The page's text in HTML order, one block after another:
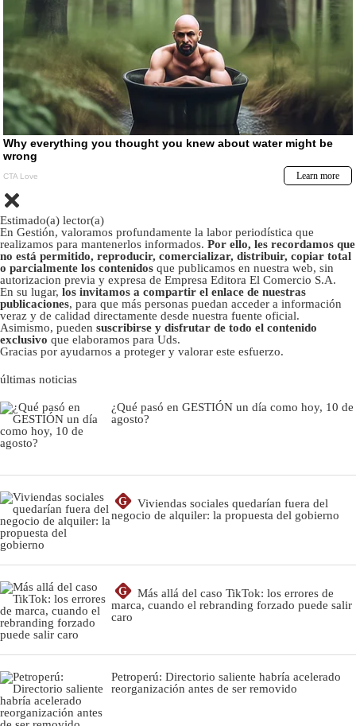
Estimado(a) lector(a)
En Gestión, valoramos profundamente la labor periodística que
realizamos para mantenerlos informados. Por ello, les recordamos que
no está permitido, reproducir, comercializar, distribuir, copiar total
o parcialmente los contenidos que publicamos en nuestra web, sin
autorizacion previa y expresa de Empresa Editora El Comercio S.A.
En su lugar, los invitamos a compartir el enlace de nuestras
publicaciones, para que más personas puedan acceder a información
veraz y de calidad directamente desde nuestra fuente oficial.
Asimismo, pueden suscribirse y disfrutar de todo el contenido
exclusivo que elaboramos para Uds.
Gracias por ayudarnos a proteger y valorar este esfuerzo.
últimas noticias
¿Qué pasó en GESTIÓN un día como hoy, 10 de
agosto?
G
Viviendas sociales quedarían fuera del
negocio de alquiler: la propuesta del gobierno
G
Más allá del caso TikTok: los errores de
marca, cuando el rebranding forzado puede salir
caro
Petroperú: Directorio saliente habría acelerado
reorganización antes de ser removido